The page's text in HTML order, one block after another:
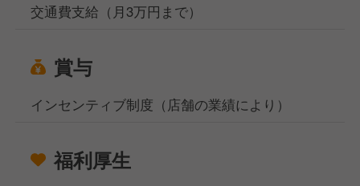
交通費支給（月3万円まで）
賞与
インセンティブ制度（店舗の業績により）
福利厚生